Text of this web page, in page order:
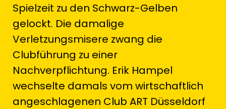
Spielzeit zu den Schwarz-Gelben
gelockt. Die damalige
Verletzungsmisere zwang die
Clubführung zu einer
Nachverpflichtung. Erik Hampel
wechselte damals vom wirtschaftlich
angeschlagenen Club ART Düsseldorf